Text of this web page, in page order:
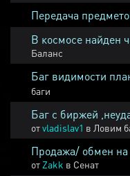
Передача
В космосе найден
Баланс
Баг видимости
баги
Баг с биржей
отvladislav1 в Ловим
Продажа/ обмен на
от Zakk в Сенат